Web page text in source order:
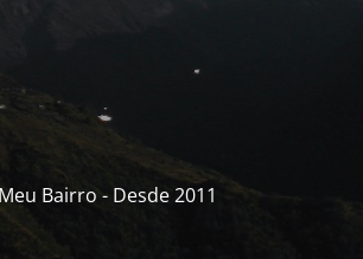
Bairro - Desde 2011